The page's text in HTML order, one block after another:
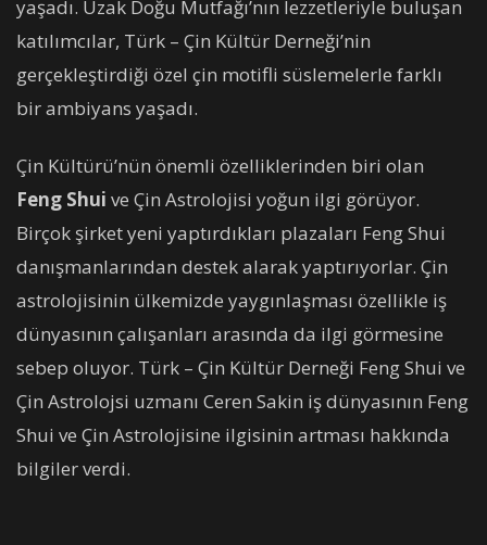
yaşadı. Uzak Doğu Mutfağı’nın lezzetleriyle buluşan
katılımcılar, Türk – Çin Kültür Derneği’nin
gerçekleştirdiği özel çin motifli süslemelerle farklı
bir ambiyans yaşadı.
Çin Kültürü’nün önemli özelliklerinden biri olan
Feng Shui ve Çin Astrolojisi yoğun ilgi görüyor.
Birçok şirket yeni yaptırdıkları plazaları Feng Shui
danışmanlarından destek alarak yaptırıyorlar. Çin
astrolojisinin ülkemizde yaygınlaşması özellikle iş
dünyasının çalışanları arasında da ilgi görmesine
sebep oluyor. Türk – Çin Kültür Derneği Feng Shui ve
Çin Astrolojsi uzmanı Ceren Sakin iş dünyasının Feng
Shui ve Çin Astrolojisine ilgisinin artması hakkında
bilgiler verdi.